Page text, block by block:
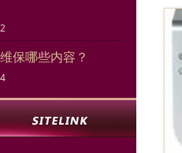
保哪些内容？